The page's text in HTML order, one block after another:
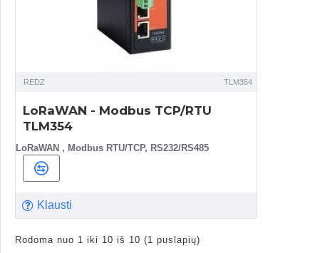
REDZ TLM354
LoRaWAN - Modbus TCP/RTU
TLM354
LoRaWAN , Modbus RTU/TCP, RS232/RS485
Klausti
Rodoma nuo 1 iki 10 iš 10 (1 puslapių)